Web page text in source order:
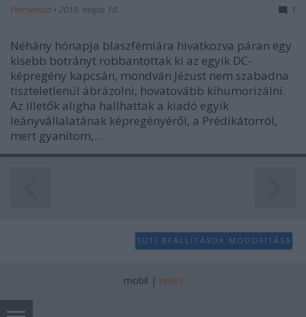
user protection.
Fincherista • 2019. május 10. 1
Néhány hónapja blaszfémiára hivatkozva páran egy
kisebb botrányt robbantottak ki az egyik DC-
képregény kapcsán, mondván Jézust nem szabadna
tiszteletlenül ábrázolni, hovatovább kihumorizálni.
Az illetők aligha hallhattak a kiadó egyik
leányvállalatának képregényéről, a Prédikátorról,
mert gyanítom,…
SÜTI BEÁLLÍTÁSOK MÓDOSÍTÁSA
mobil | teljes